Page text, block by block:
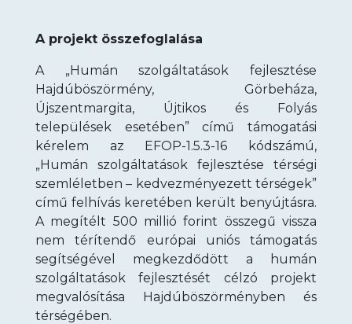
A projekt összefoglalása
A „Humán szolgáltatások fejlesztése
Hajdúböszörmény, Görbeháza,
Újszentmargita, Újtikos és Folyás
települések esetében” című támogatási
kérelem az EFOP-1.5.3-16 kódszámú,
„Humán szolgáltatások fejlesztése térségi
szemléletben – kedvezményezett térségek”
című felhívás keretében került benyújtásra.
A megítélt 500 millió forint összegű vissza
nem térítendő európai uniós támogatás
segítségével megkezdődött a humán
szolgáltatások fejlesztését célzó projekt
megvalósítása Hajdúböszörményben és
térségében.